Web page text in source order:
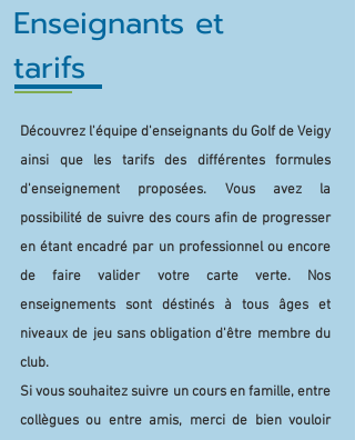
Enseignants et
tarifs
Découvrez l'équipe d'enseignants du Golf de Veigy
ainsi que les tarifs des différentes formules
d'enseignement proposées. Vous avez la
possibilité de suivre des cours afin de progresser
en étant encadré par un professionnel ou encore
de faire valider votre carte verte. Nos
enseignements sont déstinés à tous âges et
niveaux de jeu sans obligation d'être membre du
club.
Si vous souhaitez suivre un cours en famille, entre
collègues ou entre amis, merci de bien vouloir